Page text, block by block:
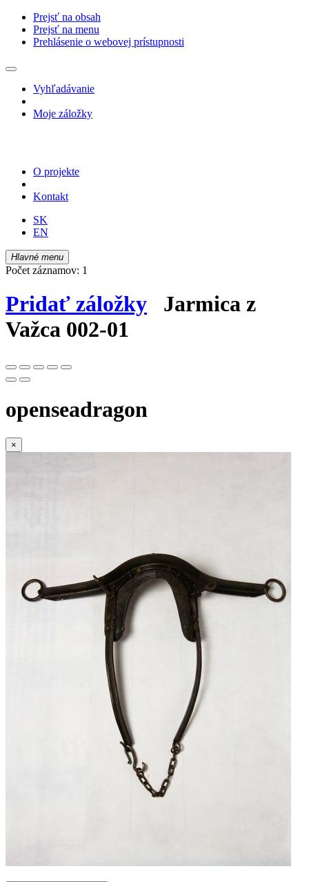
Prejsť na obsah
Prejsť na menu
Prehlásenie o webovej prístupnosti
Vyhľadávanie
Moje záložky
O projekte
Kontakt
SK
EN
Hlavné menu
Počet záznamov: 1
Pridať záložky Jarmica z
Važca 002-01
openseadragon
×